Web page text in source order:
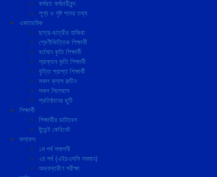
কর্মরত কর্মচারীবৃন্দ
শূণ্য ও সৃষ্ট পদের তথ্য
একাডেমিক
ছাত্র-ছাত্রীর হাজিরা
শ্রেণীভিত্তিক শিক্ষার্থী
বর্তমান কৃতি শিক্ষার্থী
প্রাক্তন কৃতি শিক্ষার্থী
বৃত্তি প্রাপ্ত শিক্ষার্থী
সকল ক্লাস রুটিন
সকল সিলেবাস
প্রতিষ্ঠানের ছুটি
শিক্ষার্থী
শিক্ষার্থীর ডাটাবেস
ষ্টুডেন্ট কেবিনেট
ফলাফল
১ম পর্ব সমাপনী
২য় পর্ব (এইচএসসি সমমান)
অভ্যন্তরীণ পরীক্ষা